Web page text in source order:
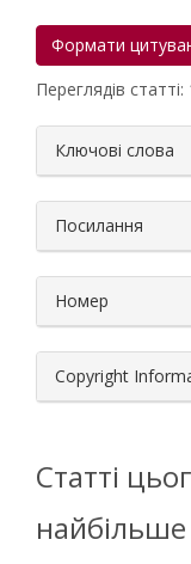
Формати
Переглядів
Ключові слова
Посилання
Номер
Copyright
Статті